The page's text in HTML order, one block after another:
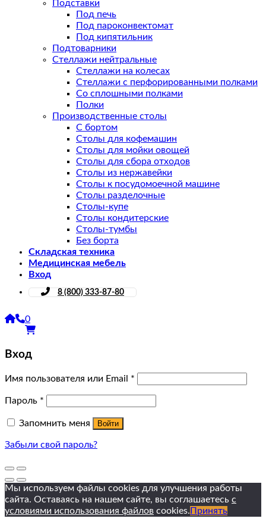
Подставки
Под печь
Под пароконвектомат
Под кипятильник
Подтоварники
Стеллажи нейтральные
Стеллажи на колесах
Стеллажи с перфорированными полками
Со сплошными полками
Полки
Производственные столы
С бортом
Столы для кофемашин
Столы для мойки овощей
Столы для сбора отходов
Столы из нержавейки
Столы к посудомоечной машине
Столы разделочные
Столы-купе
Столы кондитерские
Столы-тумбы
Без борта
Складская техника
Медицинская мебель
Вход
8 (800) 333-87-80
0
Вход
Имя пользователя или Email *
Пароль *
Запомнить меня Войти
Забыли свой пароль?
Мы используем файлы cookies для улучшения работы
сайта. Оставаясь на нашем сайте, вы соглашаетесь с
условиями использования файлов cookies. Принять